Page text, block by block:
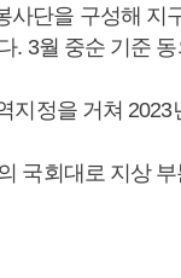
사단을 구성해 지
. 3월 중순 기준
지정을 거쳐
국회대로 지상